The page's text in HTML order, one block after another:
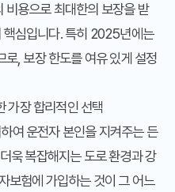
비용으로 최대한의 보장을 받
핵심입니다. 특히 2025년에는
로, 보장 한도를 여유 있게 설정
가장 합리적인 선택
여 운전자 본인을 지켜주는 든
욱 복잡해지는 도로 환경과 강
보험에 가입하는 것이 그 어느